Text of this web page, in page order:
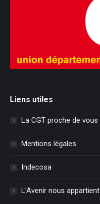
Liens utiles
La CGT proche de vous
Mentions légales
Indecosa
L’Avenir nous appartient